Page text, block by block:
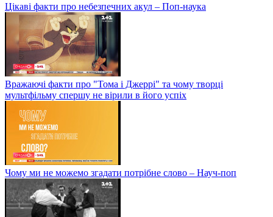
Цікаві факти про небезпечних акул – Поп-наука
Вражаючі факти про "Тома і Джеррі" та чому творці
мультфільму спершу не вірили в його успіх
Чому ми не можемо згадати потрібне слово – Науч-поп